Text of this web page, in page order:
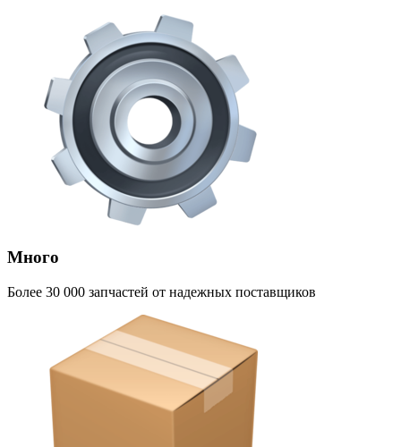
Много
Более 30 000 запчастей от надежных поставщиков